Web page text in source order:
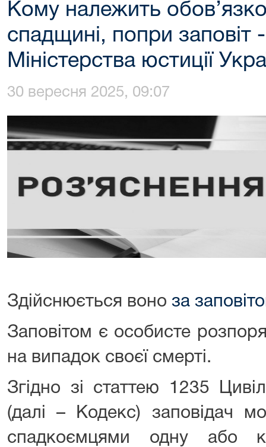
Кому належить
спадщині, попри заповіт
Міністерства юстиції
30 вересня 2025, 09:07
Здійснюється воно за
Заповітом є особисте
на випадок своєї смерті.
Згідно зі статтею 1235
(далі – Кодекс) заповідач
спадкоємцями одну або